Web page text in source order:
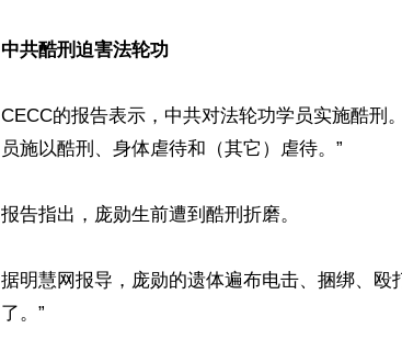
中共酷刑迫害法轮功
CECC的报告表示，中共对法轮功学员实施酷刑
员施以酷刑、身体虐待和（其它）虐待。”
报告指出，庞勋生前遭到酷刑折磨。
据明慧网报导，庞勋的遗体遍布电击、捆绑、殴
了。”